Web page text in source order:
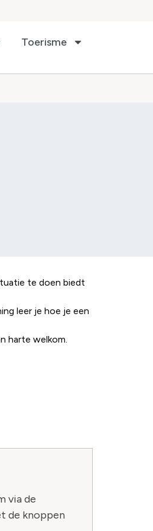
Toerisme
te doen biedt
leer je hoe je een
harte welkom.
via de
de knoppen